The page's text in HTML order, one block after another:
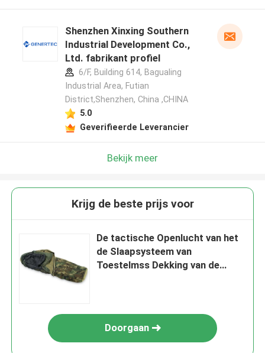
Shenzhen Xinxing Southern
Industrial Development Co.,
Ltd. fabrikant profiel
6/F, Building 614, Bagualing
Industrial Area, Futian
District,Shenzhen, China ,CHINA
5.0
Geverifieerde Leverancier
Bekijk meer
Krijg de beste prijs voor
De tactische Openlucht van het
de Slaapsysteem van
Toestelmss Dekking van de
Doorgaan